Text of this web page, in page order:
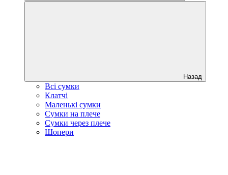
Назад
Всі сумки
Клатчі
Маленькі сумки
Сумки на плече
Сумки через плече
Шопери